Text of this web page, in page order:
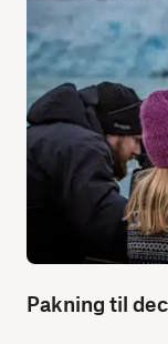
Pakning til